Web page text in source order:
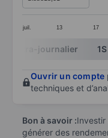
juil. 13 17
End of interactive
Intra-journalier 1S
Ouvrir un compte
techniques et
Bon à savoir :Investir
générer des